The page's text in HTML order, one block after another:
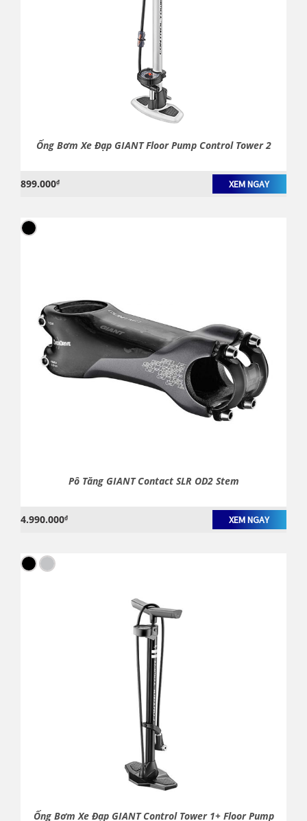
Ống Bơm Xe Đạp GIANT Floor Pump Control Tower 2
899.000₫ XEM NGAY
Pô Tăng GIANT Contact SLR OD2 Stem
4.990.000₫ XEM NGAY
Ống Bơm Xe Đạp GIANT Control Tower 1+ Floor Pump